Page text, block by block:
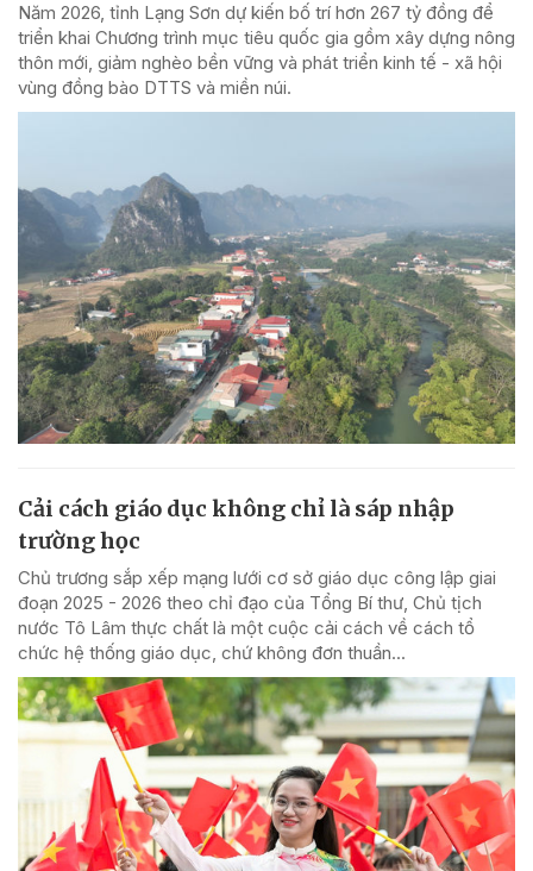
Năm 2026, tỉnh Lạng Sơn dự kiến bố trí hơn 267 tỷ đồng để
triển khai Chương trình mục tiêu quốc gia gồm xây dựng nông
thôn mới, giảm nghèo bền vững và phát triển kinh tế - xã hội
vùng đồng bào DTTS và miền núi.
Cải cách giáo dục không chỉ là sáp nhập
trường học
Chủ trương sắp xếp mạng lưới cơ sở giáo dục công lập giai
đoạn 2025 - 2026 theo chỉ đạo của Tổng Bí thư, Chủ tịch
nước Tô Lâm thực chất là một cuộc cải cách về cách tổ
chức hệ thống giáo dục, chứ không đơn thuần...